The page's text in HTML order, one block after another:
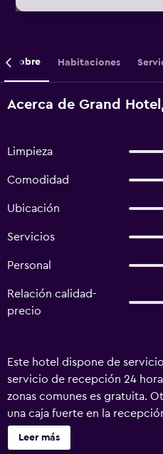
Sobre Habitaciones
Acerca de Grand
Limpieza
Comodidad
Ubicación
Servicios
Personal
Relación calidad-
precio
Este hotel dispone de
servicio de recepción 24
zonas comunes es gratuita.
una caja fuerte en la
para motocicletas. Grand
con aire acondicionado,
Leer más